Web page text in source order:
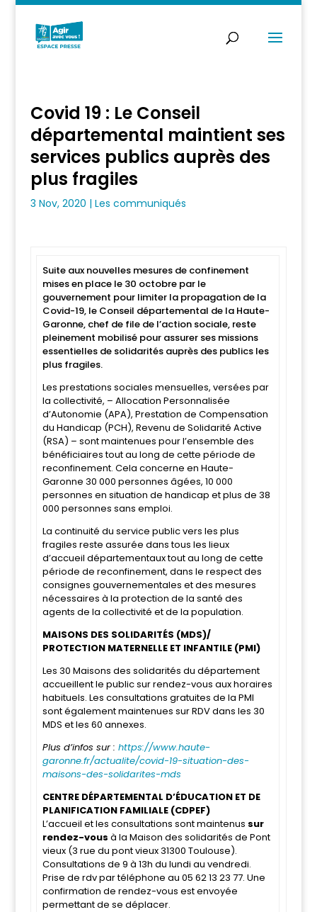
Covid 19 : Le Conseil
départemental maintient ses
services publics auprès des
plus fragiles
3 Nov, 2020 | Les communiqués
Suite aux nouvelles mesures de confinement
mises en place le 30 octobre par le
gouvernement pour limiter la propagation de la
Covid-19, le Conseil départemental de la Haute-
Garonne, chef de file de l’action sociale, reste
pleinement mobilisé pour assurer ses missions
essentielles de solidarités auprès des publics les
plus fragiles.
Les prestations sociales mensuelles, versées par
la collectivité, – Allocation Personnalisée
d’Autonomie (APA), Prestation de Compensation
du Handicap (PCH), Revenu de Solidarité Active
(RSA) – sont maintenues pour l’ensemble des
bénéficiaires tout au long de cette période de
reconfinement. Cela concerne en Haute-
Garonne 30 000 personnes âgées, 10 000
personnes en situation de handicap et plus de 38
000 personnes sans emploi.
La continuité du service public vers les plus
fragiles reste assurée dans tous les lieux
d’accueil départementaux tout au long de cette
période de reconfinement, dans le respect des
consignes gouvernementales et des mesures
nécessaires à la protection de la santé des
agents de la collectivité et de la population.
MAISONS DES SOLIDARITÉS (MDS)/
PROTECTION MATERNELLE ET INFANTILE (PMI)
Les 30 Maisons des solidarités du département
accueillent le public sur rendez-vous aux horaires
habituels. Les consultations gratuites de la PMI
sont également maintenues sur RDV dans les 30
MDS et les 60 annexes.
Plus d’infos sur : https://www.haute-
garonne.fr/actualite/covid-19-situation-des-
maisons-des-solidarites-mds
CENTRE DÉPARTEMENTAL D’ÉDUCATION ET DE
PLANIFICATION FAMILIALE (CDPEF)
L’accueil et les consultations sont maintenus sur
rendez-vous à la Maison des solidarités de Pont
vieux (3 rue du pont vieux 31300 Toulouse).
Consultations de 9 à 13h du lundi au vendredi.
Prise de rdv par téléphone au 05 62 13 23 77. Une
confirmation de rendez-vous est envoyée
permettant de se déplacer.